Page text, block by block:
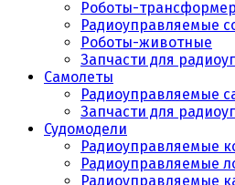
Роботы-
Радиоуправляемые
Роботы-животные
Запчасти для
Самолеты
Радиоуправляемые
Запчасти для
Судомодели
Радиоуправляемые
Радиоуправляемые
Радиоуправляемые